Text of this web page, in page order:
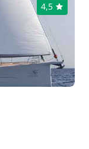
4,5